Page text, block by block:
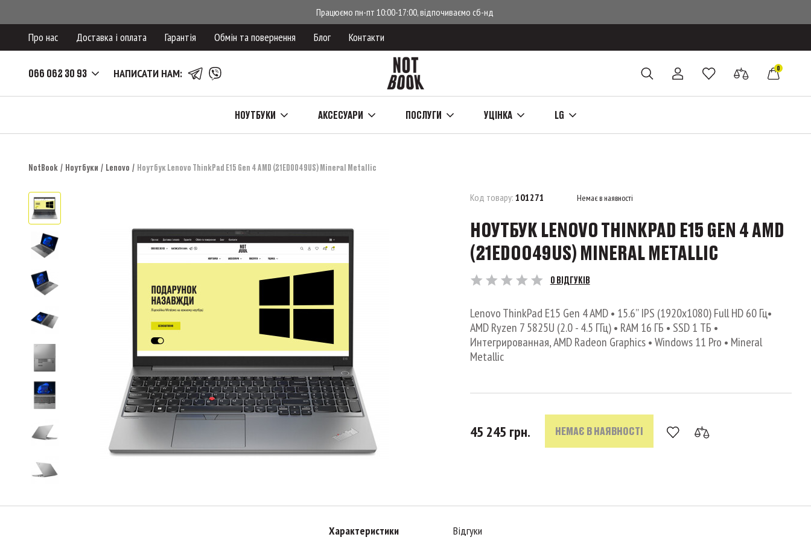
Працюємо пн-пт 10:00-17:00, відпочиваємо сб-нд
Про нас Доставка і оплата Гарантія Обмін та повернення Блог Контакти
066 062 30 93 НАПИСАТИ НАМ: 0
НОУТБУКИ АКСЕСУАРИ ПОСЛУГИ УЦІНКА LG
NotBook Ноутбуки Lenovo Ноутбук Lenovo ThinkPad E15 Gen 4 AMD (21ED0049US) Mineral Metallic
Код товару: 101271 Немає в наявності
НОУТБУК LENOVO THINKPAD E15 GEN 4 AMD
(21ED0049US) MINERAL METALLIC
0 ВІДГУКІВ
Lenovo ThinkPad E15 Gen 4 AMD • 15.6’’ IPS (1920x1080) Full HD 60 Гц•
AMD Ryzen 7 5825U (2.0 - 4.5 ГГц) • RAM 16 ГБ • SSD 1 ТБ •
Интегрированная, AMD Radeon Graphics • Windows 11 Pro • Mineral
Metallic
45 245 грн. НЕМАЄ В НАЯВНОСТІ
Характеристики Відгуки